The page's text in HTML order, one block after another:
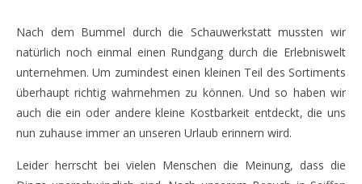
Nach dem Bummel durch die Schauwerkstatt mussten wir
natürlich noch einmal einen Rundgang durch die Erlebniswelt
unternehmen. Um zumindest einen kleinen Teil des Sortiments
überhaupt richtig wahrnehmen zu können. Und so haben wir
auch die ein oder andere kleine Kostbarkeit entdeckt, die uns
nun zuhause immer an unseren Urlaub erinnern wird.
Leider herrscht bei vielen Menschen die Meinung, dass die